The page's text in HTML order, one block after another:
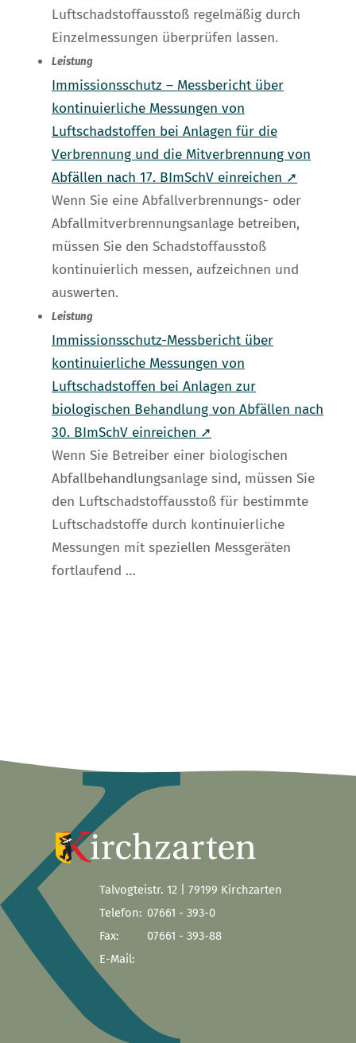
Luftschadstoffausstoß regelmäßig durch
Einzelmessungen überprüfen lassen.
Leistung
Immissionsschutz – Messbericht über
kontinuierliche Messungen von
Luftschadstoffen bei Anlagen für die
Verbrennung und die Mitverbrennung von
Abfällen nach 17. BImSchV einreichen ➚
Wenn Sie eine Abfallverbrennungs- oder
Abfallmitverbrennungsanlage betreiben,
müssen Sie den Schadstoffausstoß
kontinuierlich messen, aufzeichnen und
auswerten.
Leistung
Immissionsschutz-Messbericht über
kontinuierliche Messungen von
Luftschadstoffen bei Anlagen zur
biologischen Behandlung von Abfällen nach
30. BImSchV einreichen ➚
Wenn Sie Betreiber einer biologischen
Abfallbehandlungsanlage sind, müssen Sie
den Luftschadstoffausstoß für bestimmte
Luftschadstoffe durch kontinuierliche
Messungen mit speziellen Messgeräten
fortlaufend …
Talvogteistr. 12 | 79199 Kirchzarten
Telefon: 07661 - 393-0
Fax:
07661 - 393-88
E-Mail: